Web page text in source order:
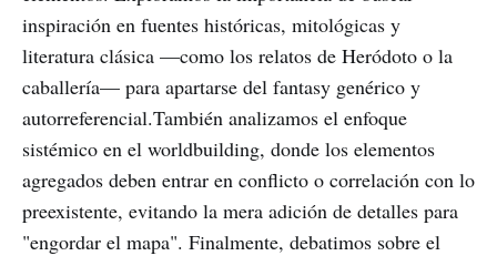
inspiración en fuentes históricas, mitológicas y
literatura clásica —como los relatos de Heródoto o la
caballería— para apartarse del fantasy genérico y
autorreferencial.También analizamos el enfoque
sistémico en el worldbuilding, donde los elementos
agregados deben entrar en conflicto o correlación con lo
preexistente, evitando la mera adición de detalles para
"engordar el mapa". Finalmente, debatimos sobre el